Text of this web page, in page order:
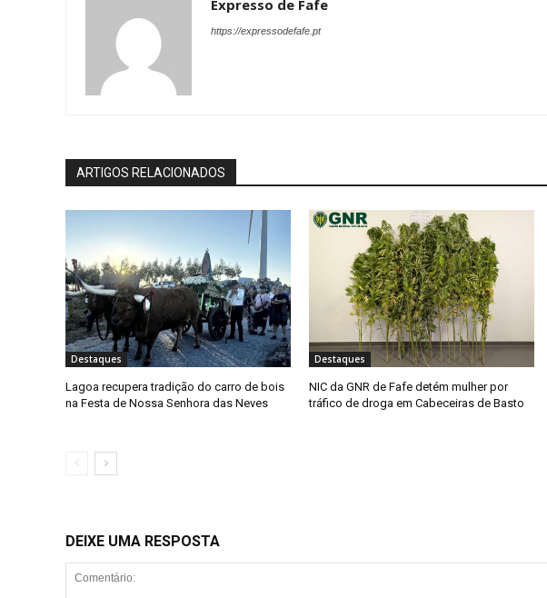
Expresso de Fafe
https://expressodefafe.pt
ARTIGOS RELACIONADOS
Destaques
Lagoa recupera tradição do carro de bois
na Festa de Nossa Senhora das Neves
Destaques
NIC da GNR de Fafe detém mulher por
tráfico de droga em Cabeceiras de Basto
DEIXE UMA RESPOSTA